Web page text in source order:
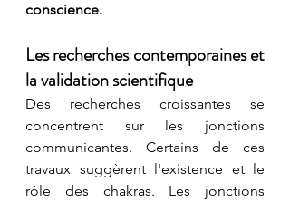
conscience.
Les recherches contemporaines et
la validation scientifique
Des recherches croissantes se
concentrent sur les jonctions
communicantes. Certains de ces
travaux suggèrent l'existence et le
rôle des chakras. Les jonctions